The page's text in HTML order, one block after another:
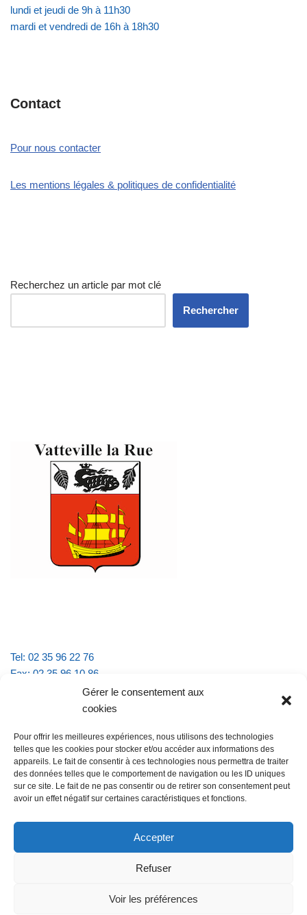
Gérer le consentement aux
cookies
Pour offrir les meilleures expériences, nous utilisons des technologies
telles que les cookies pour stocker et/ou accéder aux informations des
appareils. Le fait de consentir à ces technologies nous permettra de traiter
des données telles que le comportement de navigation ou les ID uniques
sur ce site. Le fait de ne pas consentir ou de retirer son consentement peut
avoir un effet négatif sur certaines caractéristiques et fonctions.
Accepter
Refuser
Voir les préférences
lundi et jeudi de 9h à 11h30
mardi et vendredi de 16h à 18h30
Contact
Pour nous contacter
Les mentions légales & politiques de confidentialité
Recherchez un article par mot clé
Rechercher
Tel: 02 35 96 22 76
Fax: 02 35 96 10 86
Email : mairie.vattevillelarue@wanadoo.fr
lundi et jeudi de 9h à 11h30
mardi et vendredi de 16h à 18h30
@Vatteville-la-rue mentions légales